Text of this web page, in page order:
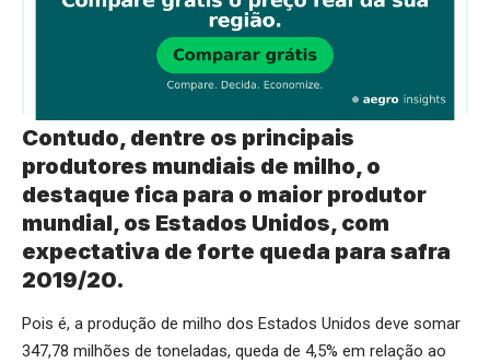
Contudo, dentre os principais
produtores mundiais de milho, o
destaque fica para o maior produtor
mundial, os Estados Unidos, com
expectativa de forte queda para safra
2019/20.
Pois é, a produção de milho dos Estados Unidos deve somar
347,78 milhões de toneladas, queda de 4,5% em relação ao